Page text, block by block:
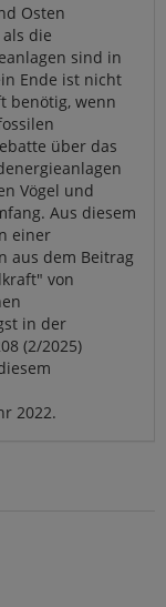
Osten
die
sind in
Ende ist nicht
benötig, wenn
über das
Vögel und
Aus diesem
einer
aus dem Beitrag
von
in der
(2/2025)
2022.